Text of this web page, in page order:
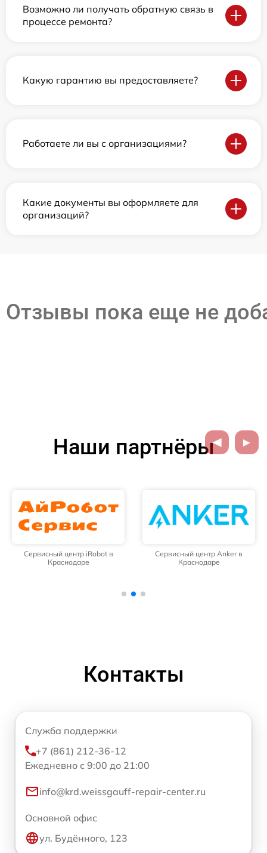
Возможно ли получать обратную связь в
процессе ремонта?
Какую гарантию вы предоставляете?
Работаете ли вы с организациями?
Какие документы вы оформляете для
организаций?
Отзывы пока еще не
Наши партнёры
Сервисный центр iRobot в
Краснодаре
Сервисный центр Anker в
Краснодаре
Контакты
Служба поддержки
+7 (861) 212-36-12
Ежедневно с 9:00 до 21:00
info@krd.weissgauff-repair-center.ru
Основной офис
ул. Будённого, 123